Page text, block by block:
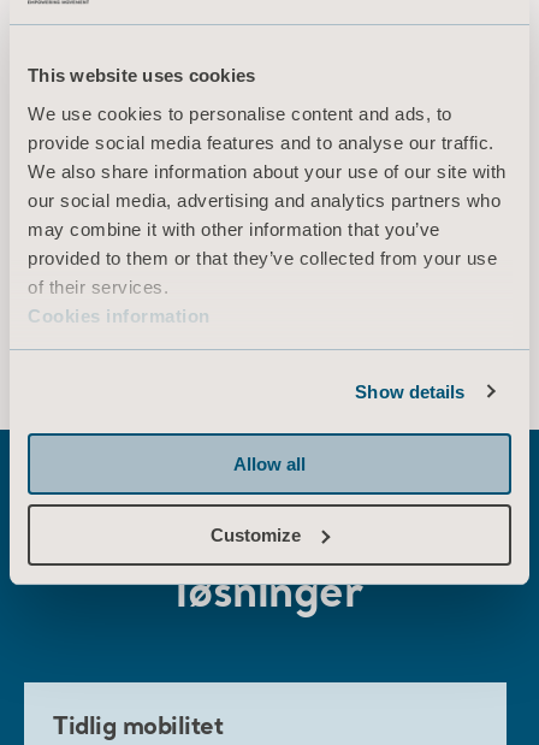
This website uses cookies
We use cookies to personalise content and ads, to
provide social media features and to analyse our traffic.
We also share information about your use of our site with
our social media, advertising and analytics partners who
may combine it with other information that you’ve
provided to them or that they’ve collected from your use
of their services.
Cookies information
Show details
Allow all
Customize
Utforsk relaterte
løsninger
Mobiliser pasientene på
intensivavdelinger tidlig, ofte og med et
trygt og optimalt funksjonsnivå.
Dermed får du bedre resultater og
maksimerer effektiviteten.
Prone positioning